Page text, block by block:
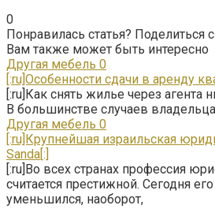
0
Понравилась статья? Поделиться
Вам также может быть интересно
Другая мебель 0
[:ru]Особенности сдачи в аренду
[:ru]Как снять жилье через агента
В большинстве случаев
Другая мебель 0
[:ru]Крупнейшая израильская
Sanda[:]
[:ru]Во всех странах профессия
считается престижной. Сегодня
уменьшился, наоборот,